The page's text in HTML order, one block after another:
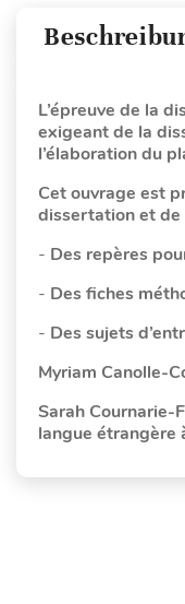
L’épreuve de la
exigeant de la
l’élaboration du
Cet ouvrage est
dissertation et de
- Des repères
- Des fiches
- Des sujets
Myriam Canolle-
Sarah Cournarie-
langue étrangère